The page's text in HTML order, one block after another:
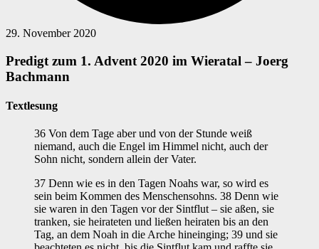
29. November 2020
Predigt zum 1. Advent 2020 im Wieratal – Joerg
Bachmann
Textlesung
36 Von dem Tage aber und von der Stunde weiß
niemand, auch die Engel im Himmel nicht, auch der
Sohn nicht, sondern allein der Vater.
37 Denn wie es in den Tagen Noahs war, so wird es
sein beim Kommen des Menschensohns. 38 Denn wie
sie waren in den Tagen vor der Sintflut – sie aßen, sie
tranken, sie heirateten und ließen heiraten bis an den
Tag, an dem Noah in die Arche hineinging; 39 und sie